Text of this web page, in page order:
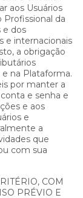
aos Usuários
da
e dos
e internacionais
a obrigação
na Plataforma.
por manter a
e senha e
e aos
e
a
que
com sua
COM
PRÉVIO E